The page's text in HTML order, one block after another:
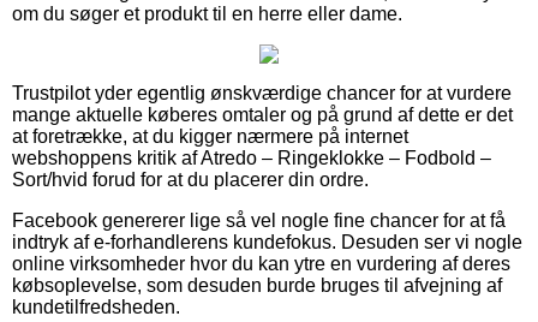
om du søger et produkt til en herre eller dame.
Trustpilot yder egentlig ønskværdige chancer for at vurdere
mange aktuelle køberes omtaler og på grund af dette er det
at foretrække, at du kigger nærmere på internet
webshoppens kritik af Atredo – Ringeklokke – Fodbold –
Sort/hvid forud for at du placerer din ordre.
Facebook genererer lige så vel nogle fine chancer for at få
indtryk af e-forhandlerens kundefokus. Desuden ser vi nogle
online virksomheder hvor du kan ytre en vurdering af deres
købsoplevelse, som desuden burde bruges til afvejning af
kundetilfredsheden.